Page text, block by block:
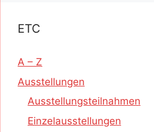
ETC
A – Z
Ausstellungen
Ausstellungsteilnahmen
Einzelausstellungen